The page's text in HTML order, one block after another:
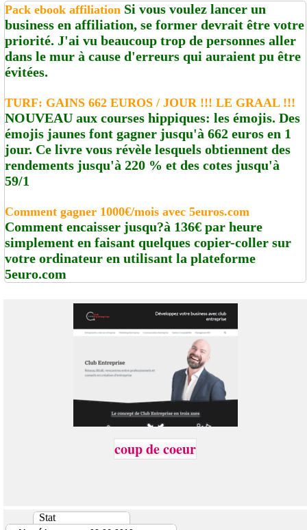
Pack ebook affiliation Si vous voulez lancer un
business en affiliation, se former devrait être votre
priorité. J'ai vu beaucoup trop de personnes aller
dans le mur à cause d'erreurs qui auraient pu être
évitées.
TURF: GAINS 662 EUROS / JOUR !!! LE GRAAL !!!
NOUVEAU aux courses hippiques: les émojis. Des
émojis jaunes font gagner jusqu'à 662 euros en 1
jour. Ce livre vous révèle lesquels obtiennent des
rendements jusqu'à 220 % et des cotes jusqu'à
59/1
Comment gagner 1000€/mois avec 5euros.com
Comment encaisser jusqu?à 136€ par heure
simplement en faisant quelques copier-coller sur
votre ordinateur en utilisant la plateforme
5euro.com
coup de coeur
Stat